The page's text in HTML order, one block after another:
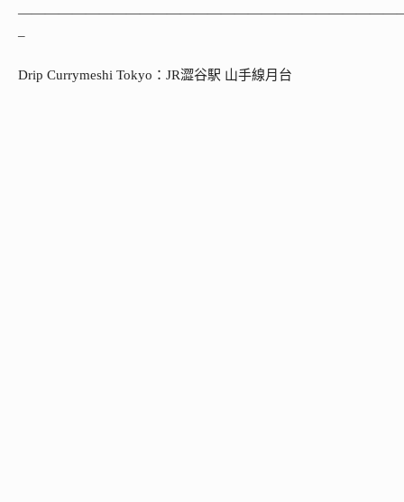
–
Drip Currymeshi Tokyo：JR澀谷駅 山手線月台